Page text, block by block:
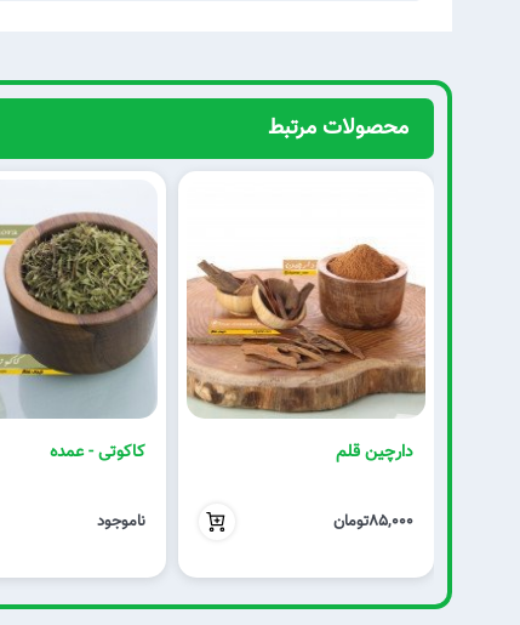
محصولات مرتبط
دارچین قلم
85,000تومان
کاکوتی - عمده
ناموجود